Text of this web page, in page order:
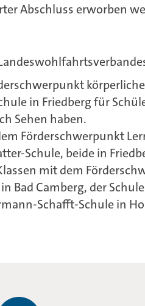
Abschluss erworben
in Friedberg für
Sehen haben.
Förderschwerpunkt
Schule, beide in
mit dem
Bad Camberg, der
Schafft-Schule in